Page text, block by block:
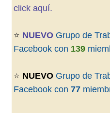
click aquí.
⭐️ NUEVO Grupo de
Facebook con 139
⭐️ NUEVO Grupo de
Facebook con 77